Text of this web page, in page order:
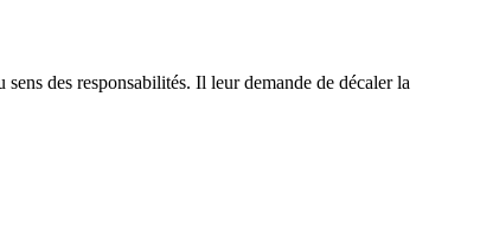
des responsabilités. Il leur demande de décaler la